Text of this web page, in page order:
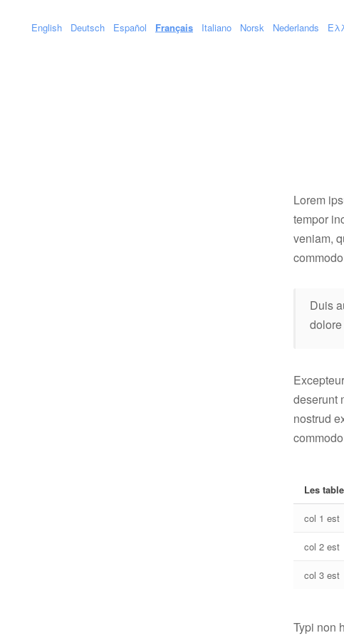
English Deutsch Español Français Italiano Norsk Nederlands
Lorem
tempor
veniam,
Duis
deserunt
nostrud
Les
col 1 est
col 2 est
col 3 est
Typi non